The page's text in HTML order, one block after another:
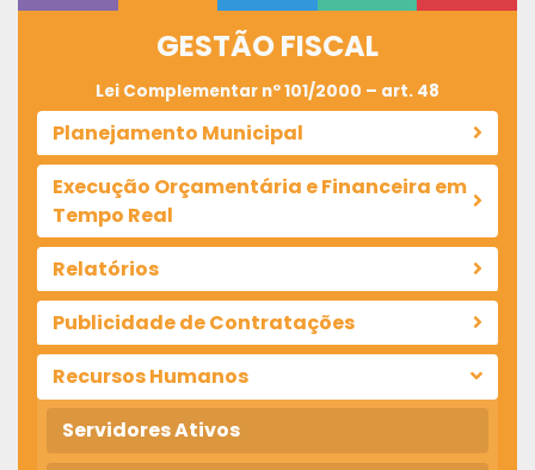
GESTÃO FISCAL
Lei Complementar nº 101/2000 – art. 48
Planejamento Municipal
Execução Orçamentária e Financeira em
Tempo Real
Relatórios
Publicidade de Contratações
Recursos Humanos
Servidores Ativos